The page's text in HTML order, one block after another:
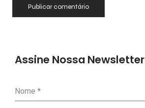
Assine Nossa Newsletter
Nome *